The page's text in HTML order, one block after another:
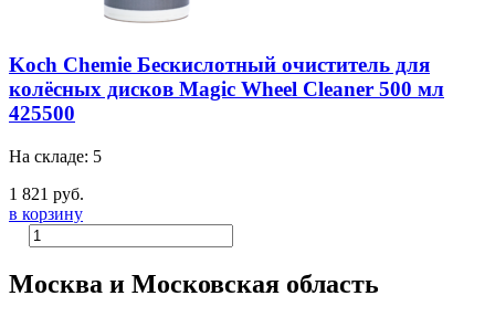
Koch Chemie Бескислотный очиститель для
колёсных дисков Magic Wheel Cleaner 500 мл
425500
На складе: 5
1 821 руб.
в корзину
Москва и Московская область